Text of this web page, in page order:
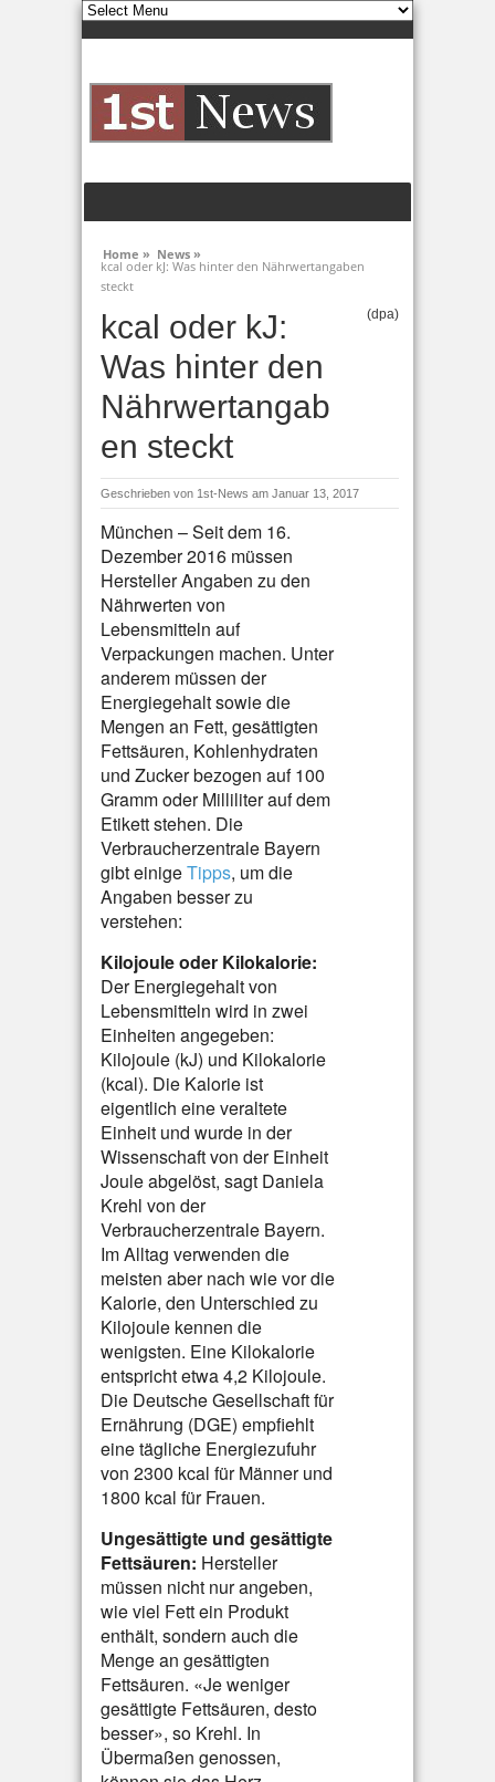
Home » News »
kcal oder kJ: Was hinter den Nährwertangaben
steckt
kcal oder kJ:
Was hinter den
Nährwertangab
en steckt
(dpa)
Geschrieben von 1st-News am Januar 13, 2017
München – Seit dem 16.
Dezember 2016 müssen
Hersteller Angaben zu den
Nährwerten von
Lebensmitteln auf
Verpackungen machen. Unter
anderem müssen der
Energiegehalt sowie die
Mengen an Fett, gesättigten
Fettsäuren, Kohlenhydraten
und Zucker bezogen auf 100
Gramm oder Milliliter auf dem
Etikett stehen. Die
Verbraucherzentrale Bayern
gibt einigeTipps, um die
Angaben besser zu
verstehen:
Kilojoule oder Kilokalorie:
Der Energiegehalt von
Lebensmitteln wird in zwei
Einheiten angegeben:
Kilojoule (kJ) und Kilokalorie
(kcal). Die Kalorie ist
eigentlich eine veraltete
Einheit und wurde in der
Wissenschaft von der Einheit
Joule abgelöst, sagt Daniela
Krehl von der
Verbraucherzentrale Bayern.
Im Alltag verwenden die
meisten aber nach wie vor die
Kalorie, den Unterschied zu
Kilojoule kennen die
wenigsten. Eine Kilokalorie
entspricht etwa 4,2 Kilojoule.
Die Deutsche Gesellschaft für
Ernährung (DGE) empfiehlt
eine tägliche Energiezufuhr
von 2300 kcal für Männer und
1800 kcal für Frauen.
Ungesättigte und gesättigte
Fettsäuren: Hersteller
müssen nicht nur angeben,
wie viel Fett ein Produkt
enthält, sondern auch die
Menge an gesättigten
Fettsäuren. «Je weniger
gesättigte Fettsäuren, desto
besser», so Krehl. In
Übermaßen genossen,